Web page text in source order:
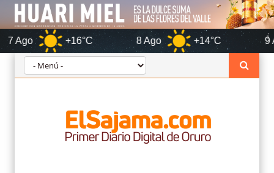
+16°C 8 Ago +14°C 9 Ago